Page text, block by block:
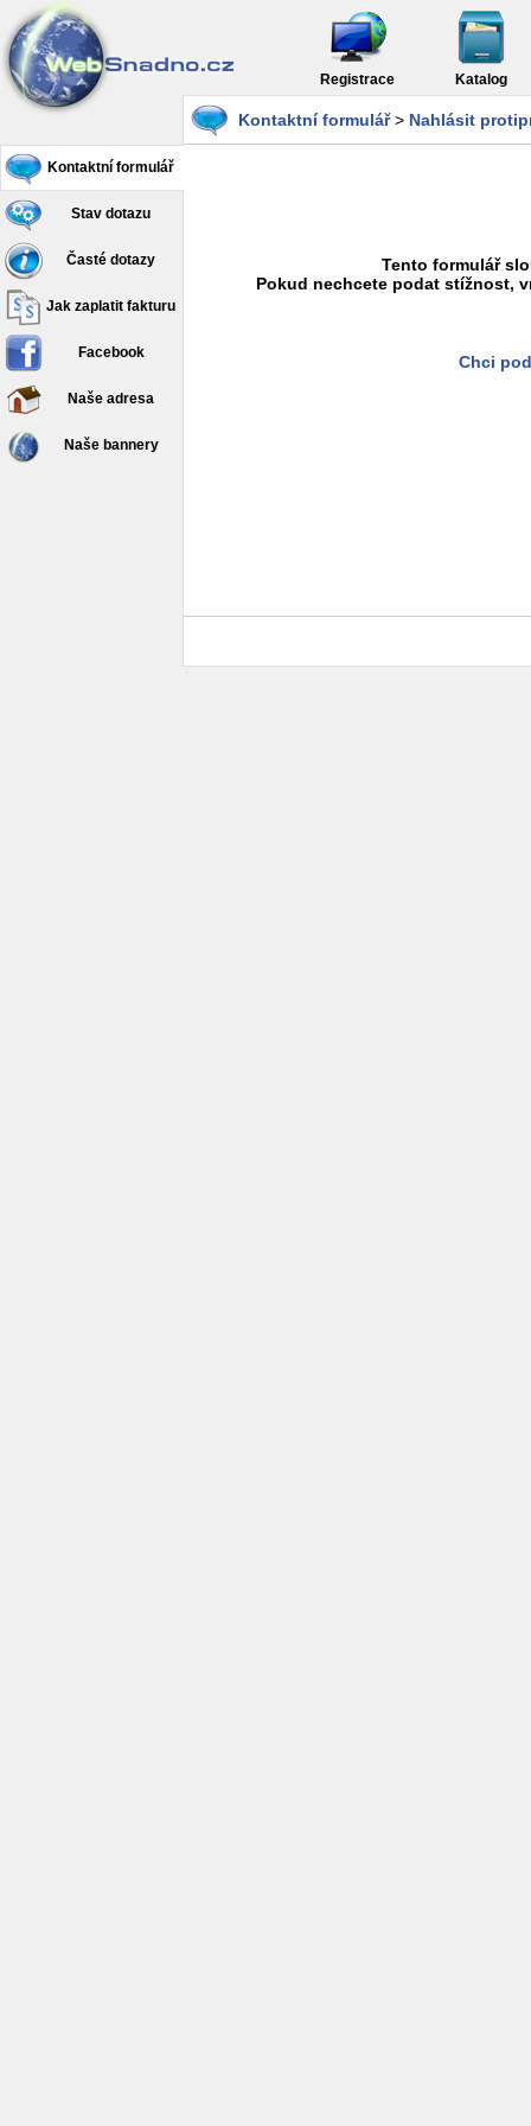
Registrace Katalog
Kontaktní formulář
Stav dotazu
Časté dotazy
Jak zaplatit fakturu
Facebook
Naše adresa
Naše bannery
Kontaktní formulář> Nahlásit
Tento formulář
Pokud nechcete podat stížnost,
Chci